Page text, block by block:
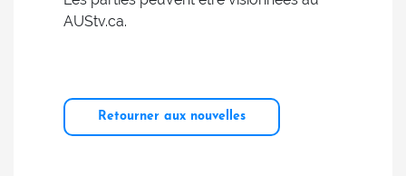
AUStv.ca.
Retourner aux nouvelles